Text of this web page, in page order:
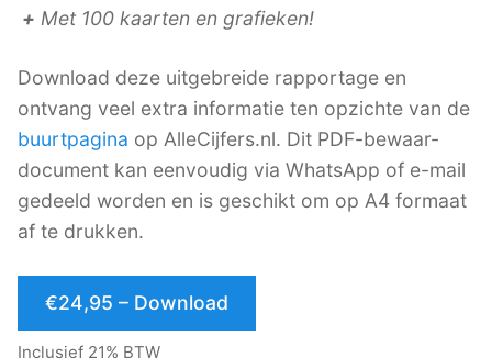
+ Met 100 kaarten en grafieken!
Download deze uitgebreide rapportage en
ontvang veel extra informatie ten opzichte van de
buurtpagina op AlleCijfers.nl. Dit PDF-bewaar-
document kan eenvoudig via WhatsApp of e-mail
gedeeld worden en is geschikt om op A4 formaat
af te drukken.
€24,95 – Download
Inclusief 21% BTW